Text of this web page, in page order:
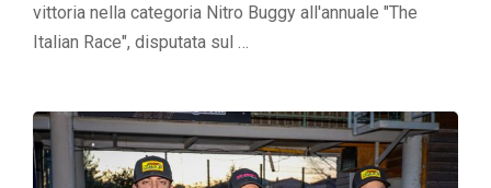
vittoria nella categoria Nitro Buggy all'annuale "The
Italian Race", disputata sul …